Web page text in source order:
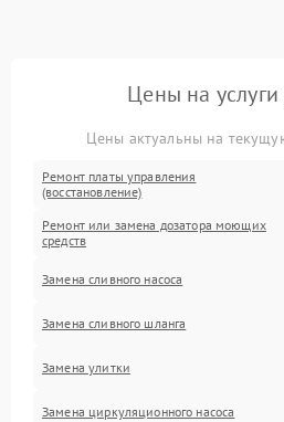
Цены на
Цены актуальны на
Ремонт платы управления
(восстановление)
Ремонт или замена дозатора моющих
средств
Замена сливного насоса
Замена сливного шланга
Замена улитки
Замена циркуляционного насоса